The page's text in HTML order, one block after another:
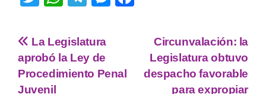
tt
er
at
s
A
e
gr
a
n
b
Circunvalación: la
Legislatura obtuvo
despacho favorable
para expropiar
La Legislatura
aprobó la Ley de
Procedimiento Penal
Juvenil